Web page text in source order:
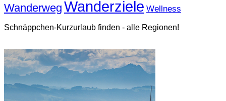
Wanderweg Wanderziele Wellness
Schnäppchen-Kurzurlaub finden - alle Regionen!